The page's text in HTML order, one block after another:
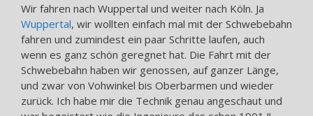
Wir fahren nach Wuppertal und weiter nach Köln. Ja
Wuppertal, wir wollten einfach mal mit der Schwebebahn
fahren und zumindest ein paar Schritte laufen, auch
wenn es ganz schön geregnet hat. Die Fahrt mit der
Schwebebahn haben wir genossen, auf ganzer Länge,
und zwar von Vohwinkel bis Oberbarmen und wieder
zurück. Ich habe mir die Technik genau angeschaut und